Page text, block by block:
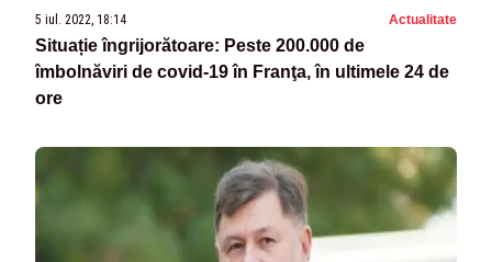
5 iul. 2022, 18:14 Actualitate
Situație îngrijorătoare: Peste 200.000 de
îmbolnăviri de covid-19 în Franţa, în ultimele 24 de
ore